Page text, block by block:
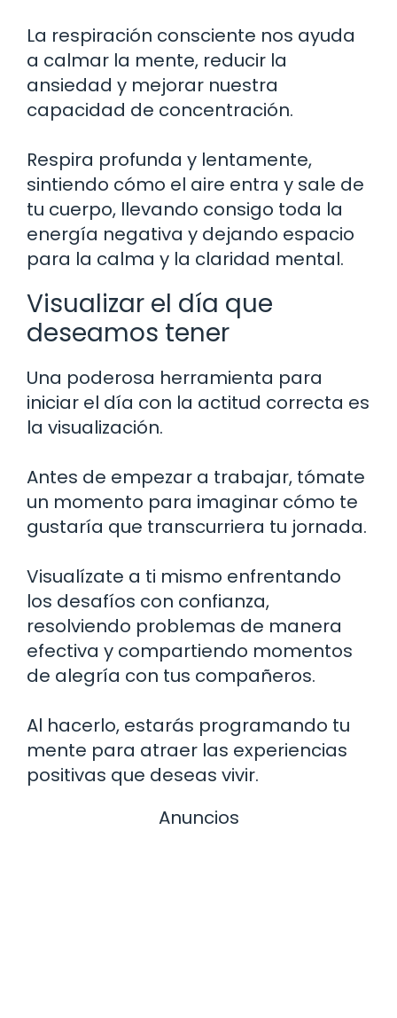
La respiración consciente nos ayuda
a calmar la mente, reducir la
ansiedad y mejorar nuestra
capacidad de concentración.
Respira profunda y lentamente,
sintiendo cómo el aire entra y sale de
tu cuerpo, llevando consigo toda la
energía negativa y dejando espacio
para la calma y la claridad mental.
Visualizar el día que
deseamos tener
Una poderosa herramienta para
iniciar el día con la actitud correcta es
la visualización.
Antes de empezar a trabajar, tómate
un momento para imaginar cómo te
gustaría que transcurriera tu jornada.
Visualízate a ti mismo enfrentando
los desafíos con confianza,
resolviendo problemas de manera
efectiva y compartiendo momentos
de alegría con tus compañeros.
Al hacerlo, estarás programando tu
mente para atraer las experiencias
positivas que deseas vivir.
Anuncios